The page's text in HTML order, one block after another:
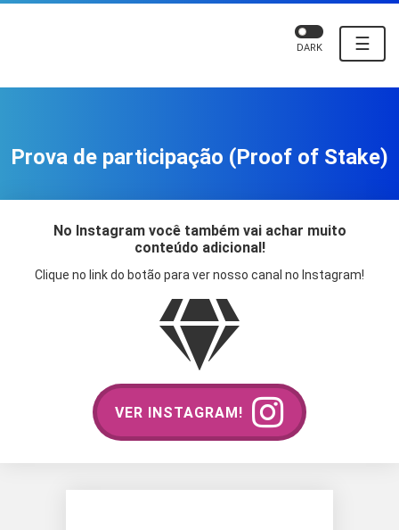
☰
DARK
Prova de participação (Proof of Stake)
No Instagram você também vai achar muito
conteúdo adicional!
Clique no link do botão para ver nosso canal no Instagram!
VER INSTAGRAM!